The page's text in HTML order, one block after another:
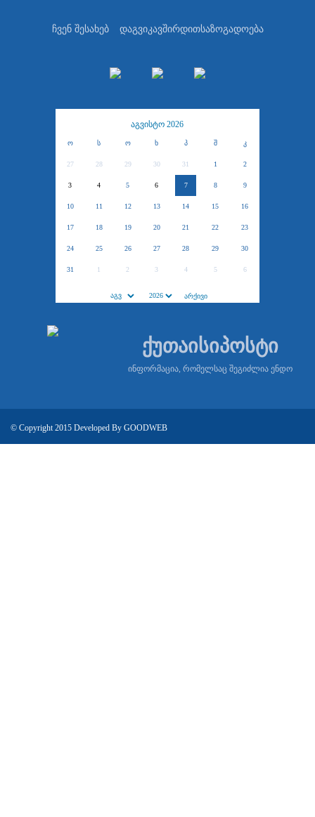
ჩვენ შესახებ დაგვიკავშირდითსაზოგადოება
აგვისტო 2026
ო ს ო ხ პ შ კ
27 28 29 30 31 1 2
3 4 5 6 7 8 9
10 11 12 13 14 15 16
17 18 19 20 21 22 23
24 25 26 27 28 29 30
31 1 2 3 4 5 6
ქუთაისიპოსტი
ინფორმაცია, რომელსაც შეგიძლია ენდო
© Copyright 2015 Developed By GOODWEB